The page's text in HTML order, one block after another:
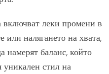
леки промени в
или налягането на хвата,
намерят баланс, който
уникален стил на